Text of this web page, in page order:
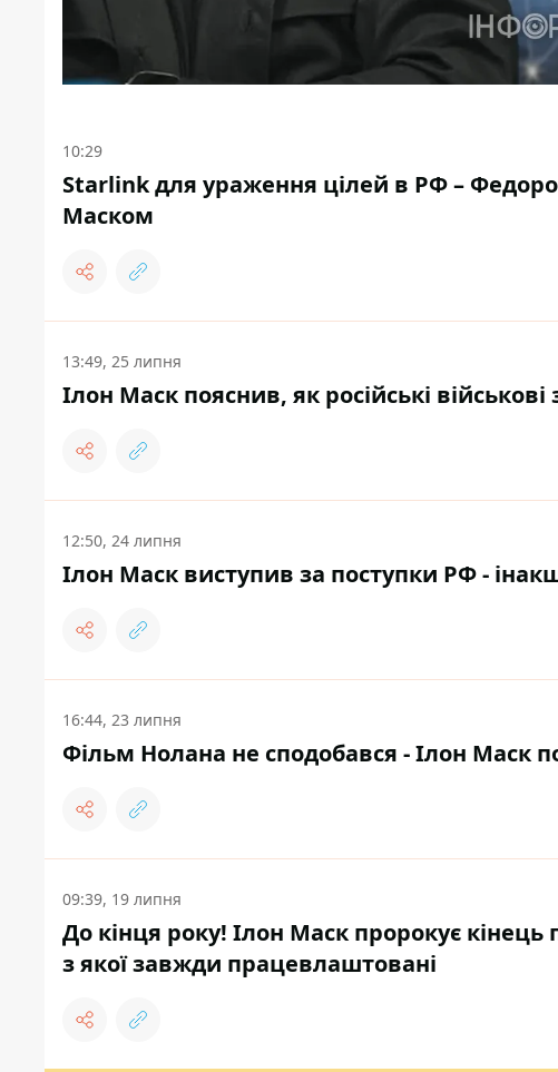
10:29
Starlink для ураження цілей в РФ –
Маском
13:49, 25 липня
Ілон Маск пояснив, як російські
12:50, 24 липня
Ілон Маск виступив за поступки РФ -
16:44, 23 липня
Фільм Нолана не сподобався - Ілон Маск
09:39, 19 липня
До кінця року! Ілон Маск пророкує
з якої завжди працевлаштовані